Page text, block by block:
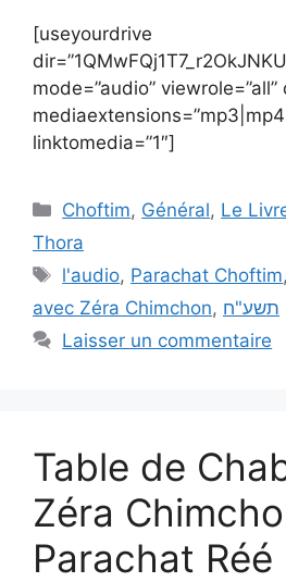
[useyourdrive
mode=”audio”
linktomedia=”1″]
Choftim, Général, Le
Thora
l'audio, Parachat Choftim
avec Zéra Chimchon, תשע"ח
Laisser un commentaire
Table de
Zéra
Parachat Réé